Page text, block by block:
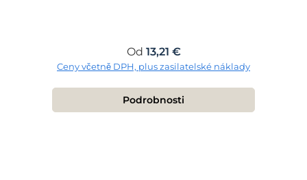
Běžná cena:
Od 13,21 €
Ceny včetně DPH, plus zasilatelské náklady
Podrobnosti